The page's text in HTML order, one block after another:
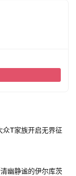
T家族开启无界征
幽静谧的伊尔库茨